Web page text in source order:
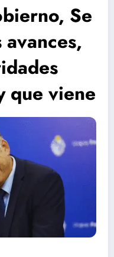
Se
que viene